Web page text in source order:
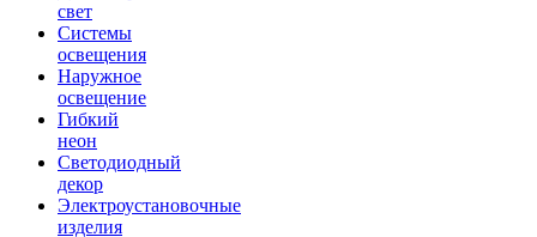
свет
Системы
освещения
Наружное
освещение
Гибкий
неон
Светодиодный
декор
Электроустановочные
изделия